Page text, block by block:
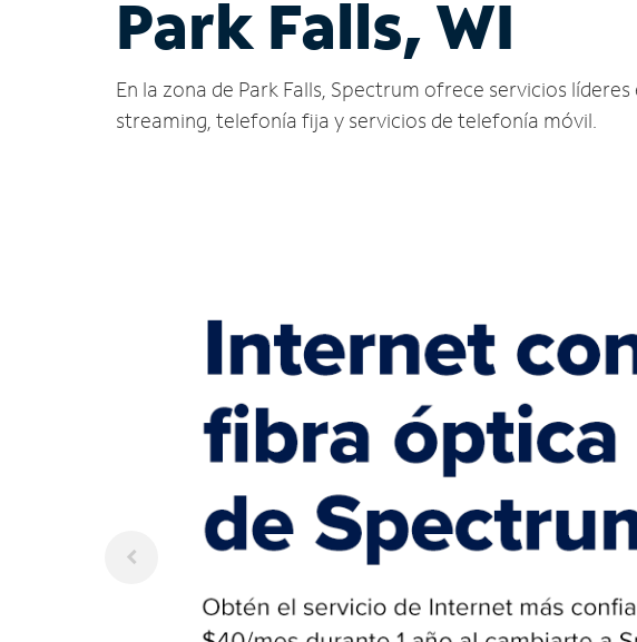
Park Falls, WI
En la zona de Park Falls, Spectrum ofrece servicios
streaming, telefonía fija y servicios de telefonía móvil.